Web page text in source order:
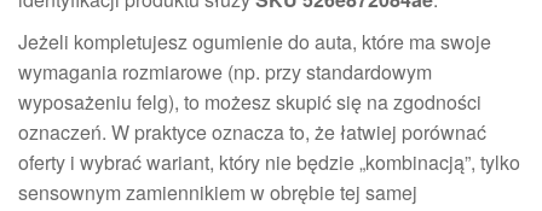
Jeżeli kompletujesz ogumienie do auta, które ma swoje
wymagania rozmiarowe (np. przy standardowym
wyposażeniu felg), to możesz skupić się na zgodności
oznaczeń. W praktyce oznacza to, że łatwiej porównać
oferty i wybrać wariant, który nie będzie „kombinacją”, tylko
sensownym zamiennikiem w obrębie tej samej